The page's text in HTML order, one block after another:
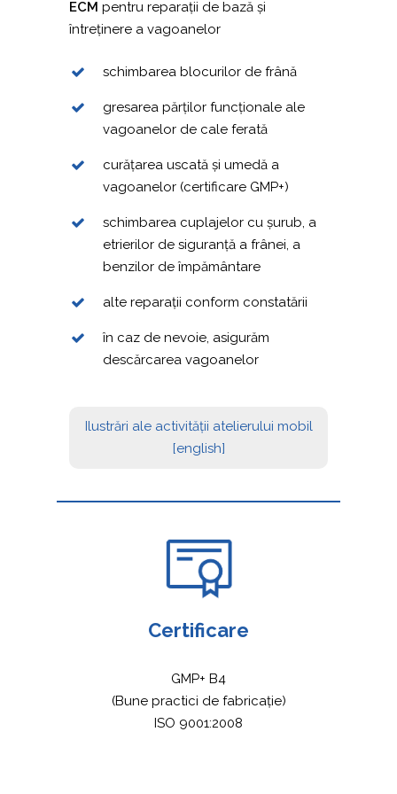
ECM pentru reparații de bază și
întreținere a vagoanelor
schimbarea blocurilor de frână
gresarea părților funcționale ale
vagoanelor de cale ferată
curățarea uscată și umedă a
vagoanelor (certificare GMP+)
schimbarea cuplajelor cu șurub, a
etrierilor de siguranță a frânei, a
benzilor de împământare
alte reparații conform constatării
în caz de nevoie, asigurăm
descărcarea vagoanelor
Ilustrări ale activității atelierului mobil
[english]
Certificare
GMP+ B4
(Bune practici de fabricație)
ISO 9001:2008
РУССКИЙ
FRANÇAIS
MAGYAR
УКРАЇНСЬКА